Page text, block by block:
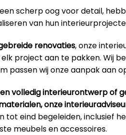
scherp oog voor detail,
van hun
renovaties, onze
project aan te pakken. Wij
passen wij onze aanpak aan
volledig interieurontwerp of
onze
tot eind begeleiden, inclusief
meubels en accessoires.